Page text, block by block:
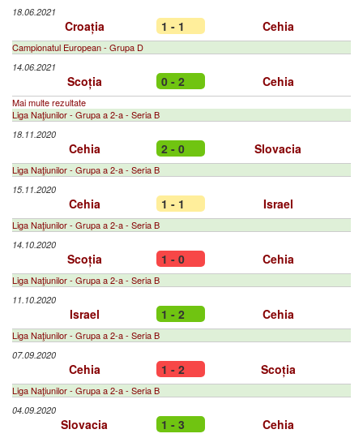
18.06.2021
Croația 1 - 1 Cehia
Campionatul European - Grupa D
14.06.2021
Scoția 0 - 2 Cehia
Mai multe rezultate
Liga Naţiunilor - Grupa a 2-a - Seria B
18.11.2020
Cehia 2 - 0 Slovacia
Liga Naţiunilor - Grupa a 2-a - Seria B
15.11.2020
Cehia 1 - 1 Israel
Liga Naţiunilor - Grupa a 2-a - Seria B
14.10.2020
Scoția 1 - 0 Cehia
Liga Naţiunilor - Grupa a 2-a - Seria B
11.10.2020
Israel 1 - 2 Cehia
Liga Naţiunilor - Grupa a 2-a - Seria B
07.09.2020
Cehia 1 - 2 Scoția
Liga Naţiunilor - Grupa a 2-a - Seria B
04.09.2020
Slovacia 1 - 3 Cehia